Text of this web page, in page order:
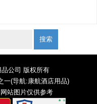
搜索
公司 版权所有
一(导航:康航酒店用品)
站图片仅供参考